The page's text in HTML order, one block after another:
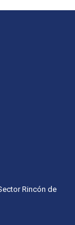
Rincón de